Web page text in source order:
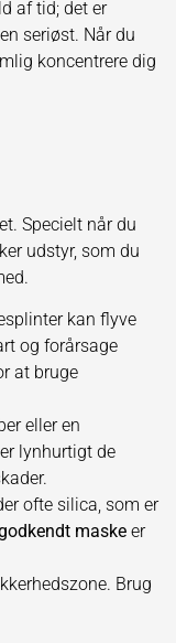
af tid; det er
seriøst. Når du
koncentrere dig
Specielt når du
udstyr, som du
kan flyve
og forårsage
at bruge
eller en
lynhurtigt de
ofte silica, som er
maske er
Brug